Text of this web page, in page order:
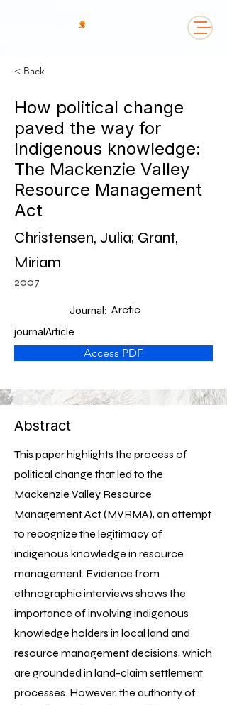
< Back
How political change
paved the way for
Indigenous knowledge:
The Mackenzie Valley
Resource Management
Act
Christensen, Julia; Grant,
Miriam
2007
Journal: Arctic
journalArticle
Access PDF
Abstract
This paper highlights the process of
political change that led to the
Mackenzie Valley Resource
Management Act (MVRMA), an attempt
to recognize the legitimacy of
indigenous knowledge in resource
management. Evidence from
ethnographic interviews shows the
importance of involving indigenous
knowledge holders in local land and
resource management decisions, which
are grounded in land-claim settlement
processes. However, the authority of